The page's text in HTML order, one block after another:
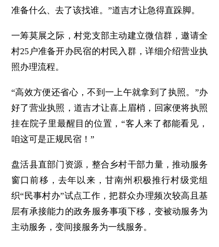
准备什么、去了该找谁。”道吉才让急得直跺脚。
一筹莫展之际，村党支部主动建立微信群，邀请全
村25户准备开办民宿的村民入群，详细介绍营业执
照办理流程。
“高效方便还省心，不到一上午就拿到了执照。”办
好了营业执照，道吉才让喜上眉梢，回家便将执照
挂在院子里最醒目的位置，“客人来了都能看见，
咱这可是正规民宿！”
盘活县直部门资源，整合乡村干部力量，推动服务
窗口前移，去年以来，甘南州积极推行村级党组
织“民事村办”试点工作，把群众办理频次较高且基
层有承接能力的政务服务事项下移，变被动服务为
主动服务，变间接服务为一线服务。